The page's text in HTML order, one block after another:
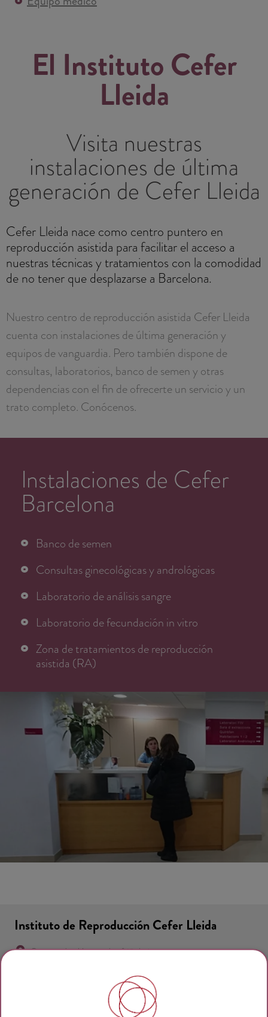
El Instituto Cefer
Lleida
Visita nuestras
instalaciones de última
generación de Cefer Lleida
Cefer Lleida nace como centro puntero en
reproducción asistida para facilitar el acceso a
nuestras técnicas y tratamientos con la comodidad
de no tener que desplazarse a Barcelona.
Nuestro centro de reproducción asistida Cefer Lleida
cuenta con instalaciones de última generación y
equipos de vanguardia. Pero también dispone de
consultas, laboratorios, banco de semen y otras
dependencias con el fin de ofrecerte un servicio y un
trato completo. Conócenos.
Instalaciones de Cefer
Barcelona
Banco de semen
Consultas ginecológicas y andrológicas
Laboratorio de análisis sangre
Laboratorio de fecundación in vitro
Zona de tratamientos de reproducción
asistida (RA)
Instituto de Reproducción Cefer Lleida
Governador Montcada nº 13, bajos